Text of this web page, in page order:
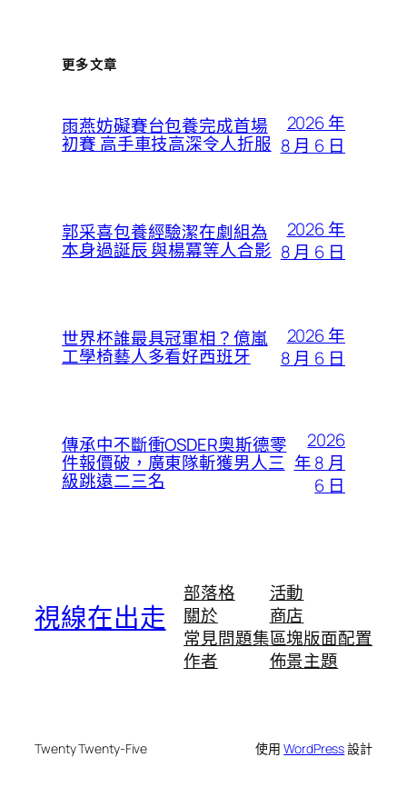
更多文章
雨燕妨礙賽台包養完成首場
初賽 高手車技高深令人折服
2026 年
8 月 6 日
郭采喜包養經驗潔在劇組為
本身過誕辰 與楊冪等人合影
2026 年
8 月 6 日
世界杯誰最具冠軍相？億嵐
工學椅藝人多看好西班牙
2026 年
8 月 6 日
傳承中不斷衝OSDER奧斯德零
件報價破，廣東隊斬獲男人三
級跳遠二三名
2026
年 8 月
6 日
視線在出走
部落格
關於
常見問題集
作者
活動
商店
區塊版面配置
佈景主題
Twenty Twenty-Five 使用WordPress設計